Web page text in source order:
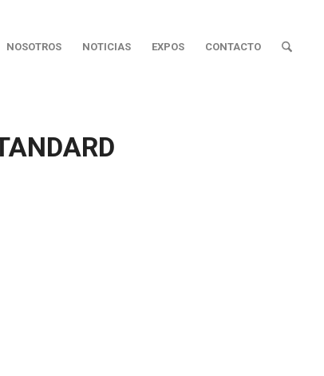
NOSOTROS NOTICIAS EXPOS CONTACTO